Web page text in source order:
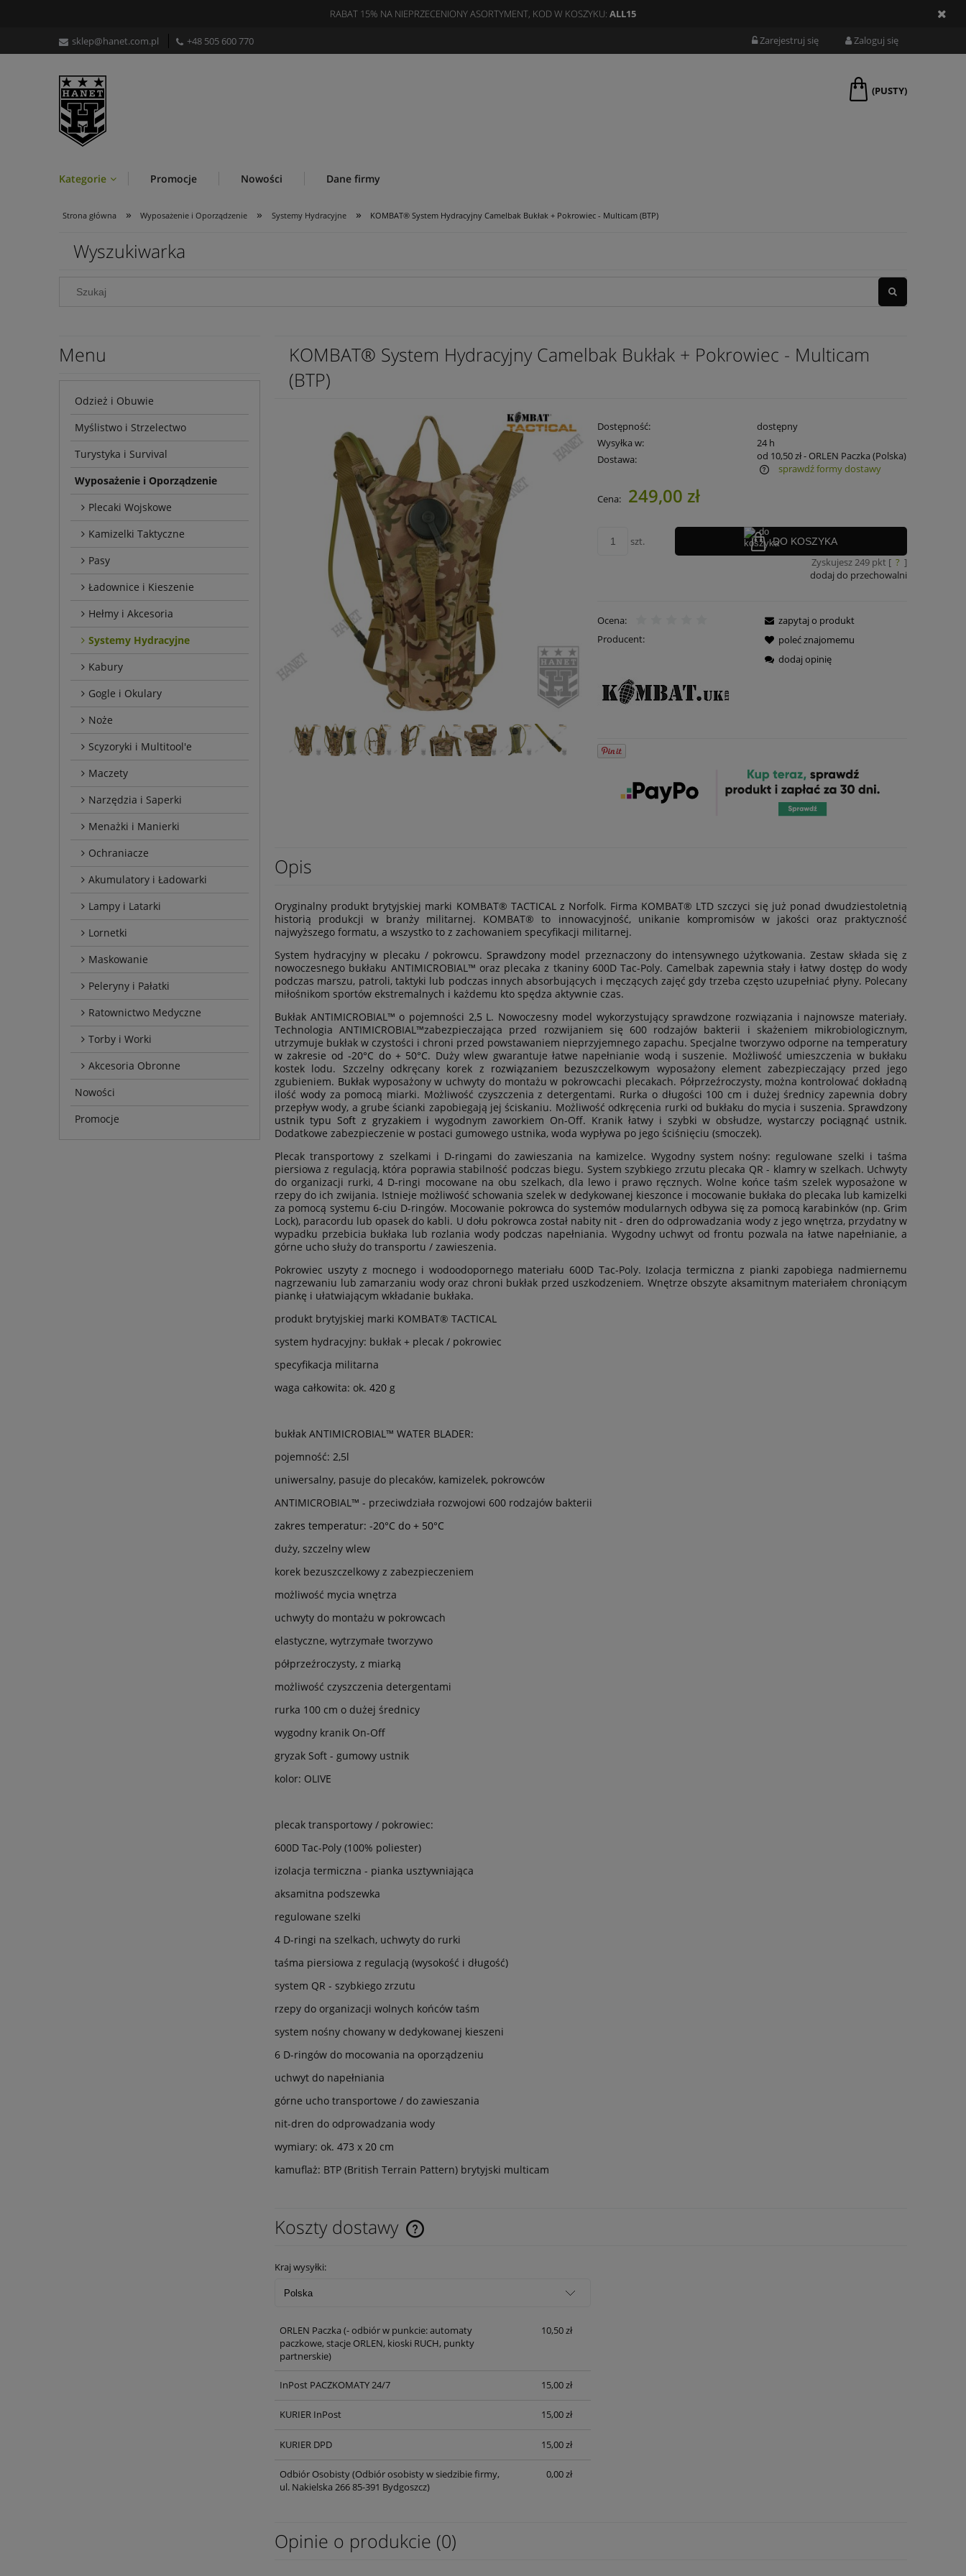
RABAT 15% NA NIEPRZECENIONY ASORTYMENT, KOD W KOSZYKU: ALL15
sklep@hanet.com.pl +48 505 600 770 Zarejestruj się Zaloguj się
(PUSTY)
Kategorie Promocje Nowości Dane firmy
Strona główna » Wyposażenie i Oporządzenie » Systemy Hydracyjne » KOMBAT® System Hydracyjny Camelbak Bukłak + Pokrowiec - Multicam (BTP)
Wyszukiwarka
Menu
Odzież i Obuwie
Myślistwo i Strzelectwo
Turystyka i Survival
Wyposażenie i Oporządzenie
Plecaki Wojskowe
Kamizelki Taktyczne
Pasy
Ładownice i Kieszenie
Hełmy i Akcesoria
Systemy Hydracyjne
Kabury
Gogle i Okulary
Noże
Scyzoryki i Multitool'e
Maczety
Narzędzia i Saperki
Menażki i Manierki
Ochraniacze
Akumulatory i Ładowarki
Lampy i Latarki
Lornetki
Maskowanie
Peleryny i Pałatki
Ratownictwo Medyczne
Torby i Worki
Akcesoria Obronne
Nowości
Promocje
KOMBAT® System Hydracyjny Camelbak Bukłak + Pokrowiec - Multicam
(BTP)
Dostępność:
dostępny
Wysyłka w:
24 h
Dostawa:
od 10,50 zł- ORLEN Paczka (Polska)
Cena nie zawiera ewentualnych kosztów
sprawdź formy dostawy
Cena: 249,00 zł
szt. DO KOSZYKA
Zyskujesz249pkt [ ? ]
dodaj do przechowalni
Ocena:
Producent:
zapytaj o produkt
poleć znajomemu
dodaj opinię
Opis
Oryginalny produkt brytyjskiej marki KOMBAT® TACTICAL z Norfolk. Firma KOMBAT® LTD szczyci się już ponad dwudziestoletnią
historią produkcji w branży militarnej. KOMBAT® to innowacyjność, unikanie kompromisów w jakości oraz praktyczność
najwyższego formatu, a wszystko to z zachowaniem specyfikacji militarnej.
System hydracyjny w plecaku / pokrowcu. Sprawdzony model przeznaczony do intensywnego użytkowania. Zestaw składa się z
nowoczesnego bukłaku ANTIMICROBIAL™ oraz plecaka z tkaniny 600D Tac-Poly. Camelbak zapewnia stały i łatwy dostęp do wody
podczas marszu, patroli, taktyki lub podczas innych absorbujących i męczących zajęć gdy trzeba często uzupełniać płyny. Polecany
miłośnikom sportów ekstremalnych i każdemu kto spędza aktywnie czas.
Bukłak ANTIMICROBIAL™ o pojemności 2,5 L. Nowoczesny model wykorzystujący sprawdzone rozwiązania i najnowsze materiały.
Technologia ANTIMICROBIAL™zabezpieczająca przed rozwijaniem się 600 rodzajów bakterii i skażeniem mikrobiologicznym,
utrzymuje bukłak w czystości i chroni przed powstawaniem nieprzyjemnego zapachu. Specjalne tworzywo odporne na temperatury
w zakresie od -20°C do + 50°C. Duży wlew gwarantuje łatwe napełnianie wodą i suszenie. Możliwość umieszczenia w bukłaku
kostek lodu. Szczelny odkręcany korek z rozwiązaniem bezuszczelkowym wyposażony element zabezpieczający przed jego
zgubieniem. Bukłakwyposażony w uchwyty do montażu w pokrowcachi plecakach. Półprzeźroczysty, można kontrolować dokładną
ilość wodyza pomocą miarki. Możliwość czyszczenia z detergentami. Rurka o długości 100 cm i dużej średnicy zapewnia dobry
przepływ wody, a grube ścianki zapobiegają jej ściskaniu. Możliwość odkręcenia rurki od bukłaku do mycia i suszenia. Sprawdzony
ustnik typu Soft z gryzakiem i wygodnym zaworkiem On-Off. Kranik łatwy i szybki w obsłudze, wystarczy pociągnąć ustnik.
Dodatkowe zabezpieczenie w postaci gumowego ustnika, woda wypływa po jego ściśnięciu (smoczek).
Plecak transportowy z szelkami i D-ringami do zawieszania na kamizelce. Wygodny system nośny: regulowane szelki i taśma
piersiowa z regulacją, która poprawia stabilność podczas biegu. System szybkiego zrzutu plecaka QR - klamry w szelkach. Uchwyty
do organizacji rurki, 4 D-ringi mocowane na obu szelkach, dla lewo i prawo ręcznych. Wolne końce taśm szelek wyposażone w
rzepy do ich zwijania. Istnieje możliwość schowania szelek w dedykowanej kieszonce i mocowanie bukłaka do plecaka lub kamizelki
za pomocą systemu 6-ciu D-ringów. Mocowanie pokrowca do systemów modularnych odbywa się za pomocą karabinków (np. Grim
Lock), paracordu lub opasek do kabli. U dołu pokrowca został nabity nit - dren do odprowadzania wody z jego wnętrza, przydatny w
wypadku przebicia bukłaka lub rozlania wody podczas napełniania. Wygodny uchwyt od frontu pozwala na łatwe napełnianie, a
górne ucho służy do transportu / zawieszenia.
Pokrowiec uszytyz mocnego i wodoodopornego materiału 600D Tac-Poly. Izolacja termiczna z pianki zapobiega nadmiernemu
nagrzewaniu lub zamarzaniu wody oraz chroni bukłak przed uszkodzeniem. Wnętrze obszyte aksamitnym materiałem chroniącym
piankę i ułatwiającym wkładanie bukłaka.
produkt brytyjskiej marki KOMBAT® TACTICAL
system hydracyjny: bukłak + plecak / pokrowiec
specyfikacja militarna
waga całkowita: ok. 420 g
bukłak ANTIMICROBIAL™ WATER BLADER:
pojemność: 2,5l
uniwersalny, pasuje do plecaków, kamizelek, pokrowców
ANTIMICROBIAL™ - przeciwdziała rozwojowi 600 rodzajów bakterii
zakres temperatur: -20°C do + 50°C
duży, szczelny wlew
korek bezuszczelkowy z zabezpieczeniem
możliwość mycia wnętrza
uchwyty do montażu w pokrowcach
elastyczne, wytrzymałe tworzywo
półprzeźroczysty, z miarką
możliwość czyszczenia detergentami
rurka 100 cm o dużej średnicy
wygodny kranik On-Off
gryzak Soft - gumowy ustnik
kolor: OLIVE
plecak transportowy / pokrowiec:
600D Tac-Poly (100% poliester)
izolacja termiczna - pianka usztywniająca
aksamitna podszewka
regulowane szelki
4 D-ringi na szelkach, uchwyty do rurki
taśma piersiowa z regulacją (wysokość i długość)
system QR - szybkiego zrzutu
rzepy do organizacji wolnych końców taśm
system nośny chowany w dedykowanej kieszeni
6 D-ringów do mocowania na oporządzeniu
uchwyt do napełniania
górne ucho transportowe / do zawieszania
nit-dren do odprowadzania wody
wymiary: ok. 473 x 20 cm
kamuflaż: BTP (British Terrain Pattern) brytyjski multicam
Koszty dostawy
Kraj wysyłki:
ORLEN Paczka (- odbiór w punkcie: automaty
paczkowe, stacje ORLEN, kioski RUCH, punkty
partnerskie)
10,50 zł
InPost PACZKOMATY 24/7 15,00 zł
KURIER InPost 15,00 zł
KURIER DPD 15,00 zł
Odbiór Osobisty(Odbiór osobisty w siedzibie firmy,
ul. Nakielska 266 85-391 Bydgoszcz)
0,00 zł
Opinie o produkcie (0)